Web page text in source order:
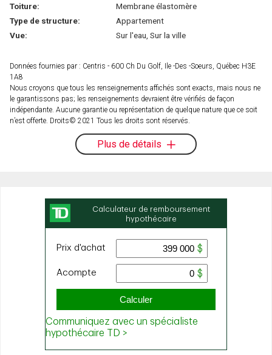
Toiture:
Membrane élastomère
Type de structure:
Appartement
Vue:
Sur l'eau, Sur la ville
Données fournies par : Centris - 600 Ch Du Golf, Ile -Des -Soeurs, Québec H3E
1A8
Nous croyons que tous les renseignements affichés sont exacts, mais nous ne
le garantissons pas; les renseignements devraient être vérifiés de façon
indépendante. Aucune garantie ou représentation de quelque nature que ce soit
n’est offerte. Droits© 2021 Tous les droits sont réservés.
Plus de détails